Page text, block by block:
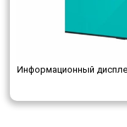
Информационный